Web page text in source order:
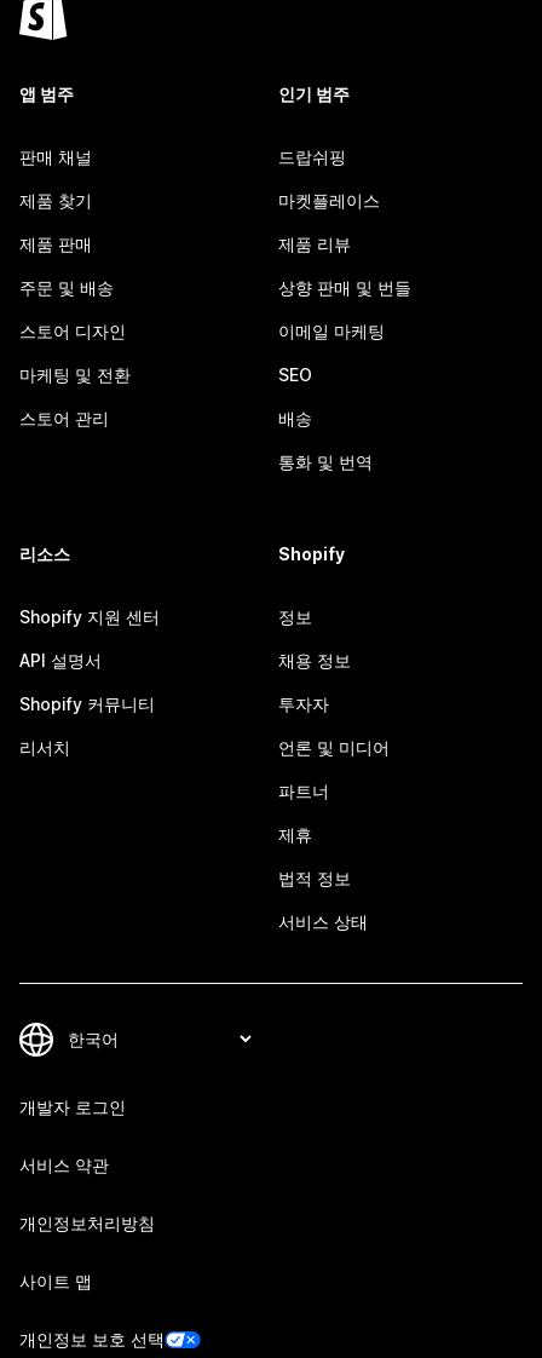
앱 범주
판매 채널
제품 찾기
제품 판매
주문 및 배송
스토어 디자인
마케팅 및 전환
스토어 관리
인기 범주
드랍쉬핑
마켓플레이스
제품 리뷰
상향 판매 및 번들
이메일 마케팅
SEO
배송
통화 및 번역
리소스
Shopify 지원 센터
API 설명서
Shopify 커뮤니티
리서치
Shopify
정보
채용 정보
투자자
언론 및 미디어
파트너
제휴
법적 정보
서비스 상태
개발자 로그인
서비스 약관
개인정보처리방침
사이트 맵
개인정보 보호 선택